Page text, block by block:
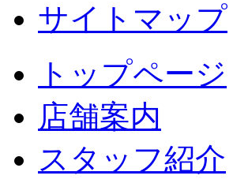
サイトマップ
トップページ
店舗案内
スタッフ紹介